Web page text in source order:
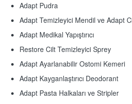
Adapt Pudra
Adapt Temizleyici Mendil ve Adapt
Adapt Medikal Yapıştırıcı
Restore Cilt Temizleyici Sprey
Adapt Ayarlanabilir Ostomi Kemeri
Adapt Kayganlaştırıcı Deodorant
Adapt Pasta Halkaları ve Stripler